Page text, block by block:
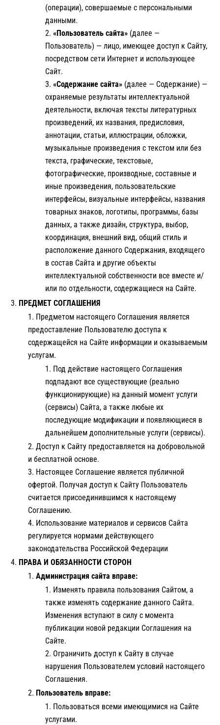
(операции), совершаемые с персональными
данными.
«Пользователь сайта» (далее —
Пользователь) — лицо, имеющее доступ к Сайту,
посредством сети Интернет и использующее
Сайт.
«Содержание сайта» (далее — Содержание) —
охраняемые результаты интеллектуальной
деятельности, включая тексты литературных
произведений, их названия, предисловия,
аннотации, статьи, иллюстрации, обложки,
музыкальные произведения с текстом или без
текста, графические, текстовые,
фотографические, производные, составные и
иные произведения, пользовательские
интерфейсы, визуальные интерфейсы, названия
товарных знаков, логотипы, программы, базы
данных, а также дизайн, структура, выбор,
координация, внешний вид, общий стиль и
расположение данного Содержания, входящего
в состав Сайта и другие объекты
интеллектуальной собственности все вместе и/
или по отдельности, содержащиеся на Сайте.
ПРЕДМЕТ СОГЛАШЕНИЯ
Предметом настоящего Соглашения является
предоставление Пользователю доступа к
содержащейся на Сайте информации и оказываемым
услугам.
Под действие настоящего Соглашения
подпадают все существующие (реально
функционирующие) на данный момент услуги
(сервисы) Сайта, а также любые их
последующие модификации и появляющиеся в
дальнейшем дополнительные услуги (сервисы).
Доступ к Сайту предоставляется на добровольной
и бесплатной основе.
Настоящее Соглашение является публичной
офертой. Получая доступ к Сайту Пользователь
считается присоединившимся к настоящему
Соглашению.
Использование материалов и сервисов Сайта
регулируется нормами действующего
законодательства Российской Федерации
ПРАВА И ОБЯЗАННОСТИ СТОРОН
Администрация сайта вправе:
Изменять правила пользования Сайтом, а
также изменять содержание данного Сайта.
Изменения вступают в силу с момента
публикации новой редакции Соглашения на
Сайте.
Ограничить доступ к Сайту в случае
нарушения Пользователем условий настоящего
Соглашения.
Пользователь вправе:
Пользоваться всеми имеющимися на Сайте
услугами.